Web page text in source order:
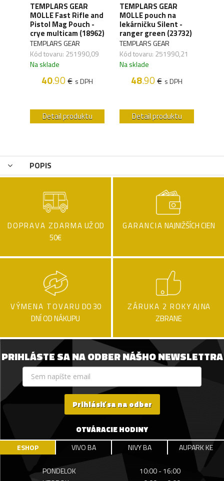
TEMPLARS GEAR
MOLLE Fast Rifle and
Pistol Mag Pouch -
crye multicam (18962)
TEMPLARS GEAR
Kód tovaru: 251990,09
Na sklade
40.90€ s DPH
Detail produktu
TEMPLARS GEAR
MOLLE pouch na
lekárničku Silent -
ranger green (23732)
TEMPLARS GEAR
Kód tovaru: 251990,21
Na sklade
48.90€ s DPH
Detail produktu
POPIS
DOPRAVA ZDARMA UŽ OD
50€
GARANCIA NAJNIŽŠÍCH CIEN
VÝMENA TOVARU DO 30
DNÍ OD NÁKUPU
ZÁRUKA 2 ROKY AJ NA
ZBRANE
PRIHLÁSTE SA NA ODBER NÁŠHO NEWSLETTRA
Prihlásiť sa na odber
OTVÁRACIE HODINY
ESHOP VIVO BA NIVY BA AUPARK KE
PONDELOK
10:00 - 16:00